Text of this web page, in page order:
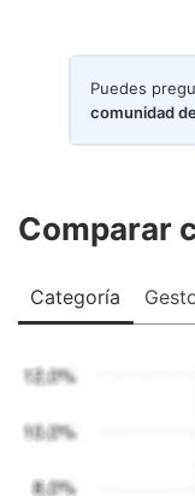
Puedes
comunidad
Comparar
Categoría